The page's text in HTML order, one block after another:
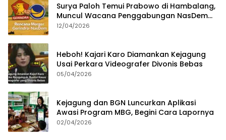
Surya Paloh Temui Prabowo di Hambalang,
Muncul Wacana Penggabungan NasDem
dan Gerindra
12/04/2026
Heboh! Kajari Karo Diamankan Kejagung
Usai Perkara Videografer Divonis Bebas
05/04/2026
Kejagung dan BGN Luncurkan Aplikasi
Awasi Program MBG, Begini Cara Lapornya
02/04/2026